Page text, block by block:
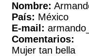
Nombre:
País: México
E-mail:
Comentarios:
Mujer tan bella